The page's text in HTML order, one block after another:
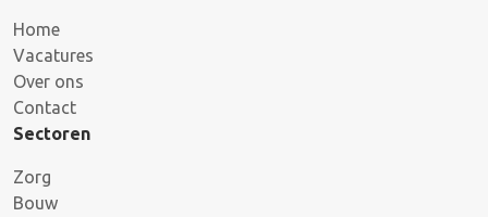
Home
Vacatures
Over ons
Contact
Sectoren
Zorg
Bouw